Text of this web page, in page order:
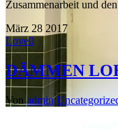
Zusammenarbeit und
März 28 2017
Love0
DÄMMEN
Von admin